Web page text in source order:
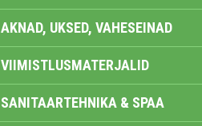
AKNAD, UKSED, VAHESEINAD
VIIMISTLUSMATERJALID
SANITAARTEHNIKA & SPAA